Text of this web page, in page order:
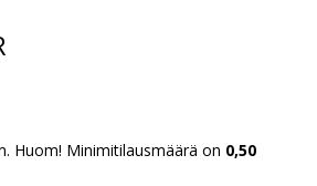
Huom! Minimitilausmäärä on 0,50